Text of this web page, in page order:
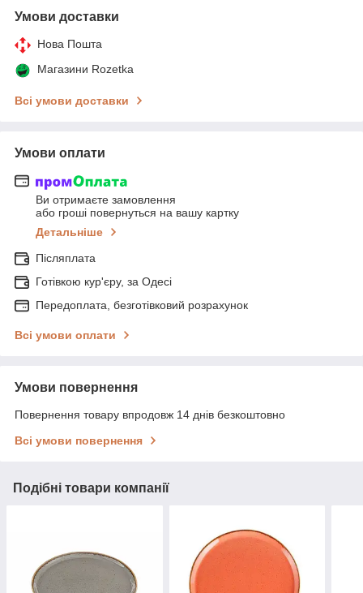
Умови доставки
Нова Пошта
Магазини Rozetka
Всі умови доставки
Умови оплати
Ви отримаєте замовлення
або гроші повернуться на вашу картку
Детальніше
Післяплата
Готівкою кур'єру, за Одесі
Передоплата, безготівковий розрахунок
Всі умови оплати
Умови повернення
Повернення товару впродовж 14 днів безкоштовно
Всі умови повернення
Подібні товари компанії